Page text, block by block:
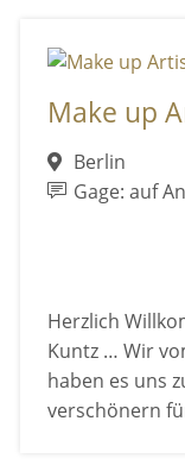
Make up
Berlin
Gage: auf
Herzlich
Kuntz … Wir
haben es uns
verschönern